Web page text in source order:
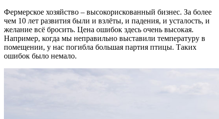
Фермерское хозяйство – высокорискованный бизнес. За более
чем 10 лет развития были и взлёты, и падения, и усталость, и
желание всё бросить. Цена ошибок здесь очень высокая.
Например, когда мы неправильно выставили температуру в
помещении, у нас погибла большая партия птицы. Таких
ошибок было немало.